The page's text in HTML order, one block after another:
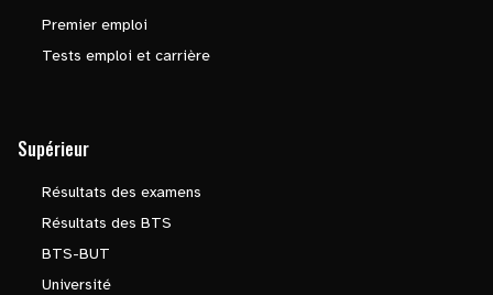
Premier emploi
Tests emploi et carrière
Supérieur
Résultats des examens
Résultats des BTS
BTS-BUT
Université